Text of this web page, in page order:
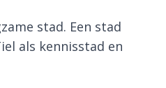
stad. Een stad
als kennisstad en